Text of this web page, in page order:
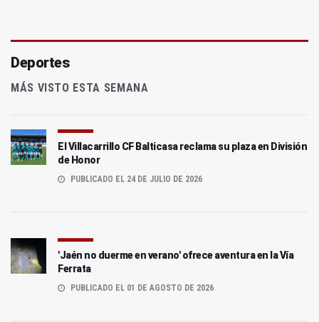
Deportes
MÁS VISTO ESTA SEMANA
El Villacarrillo CF Balticasa reclama su plaza en División
de Honor
PUBLICADO EL 24 DE JULIO DE 2026
'Jaén no duerme en verano' ofrece aventura en la Vía
Ferrata
PUBLICADO EL 01 DE AGOSTO DE 2026